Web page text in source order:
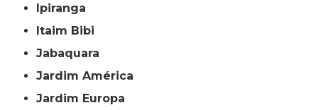
Ipiranga
Itaim Bibi
Jabaquara
Jardim América
Jardim Europa